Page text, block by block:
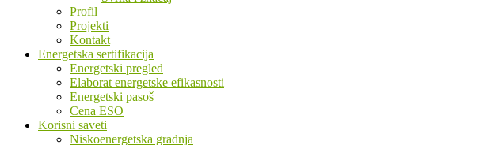
Profil
Projekti
Kontakt
Energetska sertifikacija
Energetski pregled
Elaborat energetske efikasnosti
Energetski pasoš
Cena ESO
Korisni saveti
Niskoenergetska gradnja